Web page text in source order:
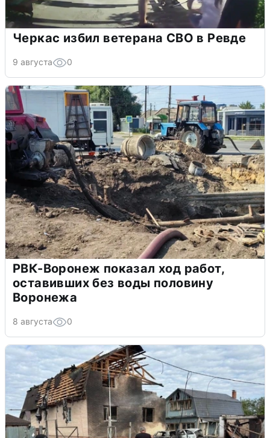
Черкас избил ветерана СВО в Ревде
9 августа 0
РВК-Воронеж показал ход работ,
оставивших без воды половину
Воронежа
8 августа 0